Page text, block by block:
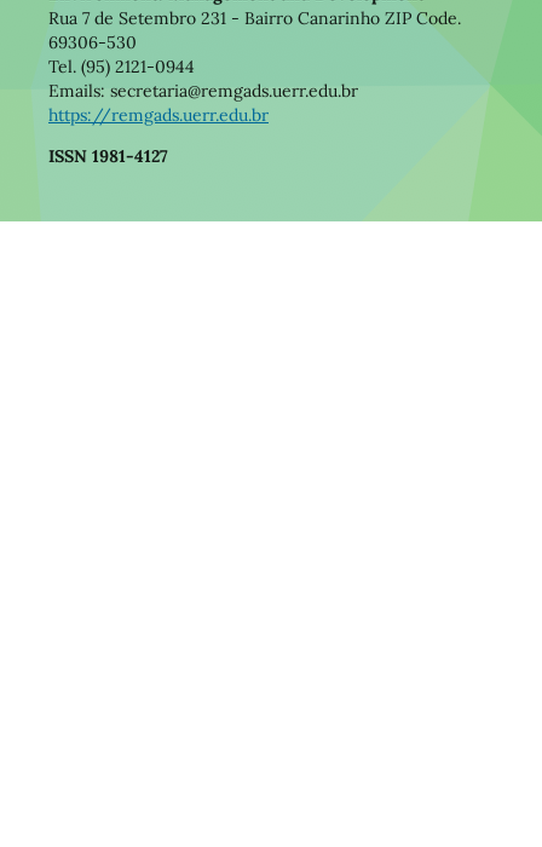
Rua 7 de Setembro 231 - Bairro Canarinho ZIP Code.
69306-530
Tel. (95) 2121-0944
Emails: secretaria@remgads.uerr.edu.br
https://remgads.uerr.edu.br
ISSN 1981-4127